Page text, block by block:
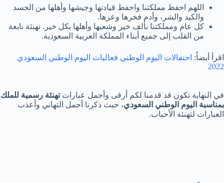
اللهم احفظ مملكتنا واحفظ قيادتها وجيشها وأهلها من الحسد
والكيد والشر، وأدم فخرها وعزها.
كل عام ومملكتنا بألف خير وشعبها وأهلها بكل خير. تهنئة نابعة
من القلب إلى جميع أبناء المملكة العربية السعودية.
اقرأ أيضاً: احتفالات اليوم الوطني فعاليات اليوم الوطني السعودي
2022
في النهاية نكون قد قدمنا لكم أرقى وأجمل عباراتتهنئة رسمية للملك
بمناسبة اليوم الوطني السعودي، حيث ذكرنا أجمل التهاني وأعذب
العبارات لتهنئة الأحباب.